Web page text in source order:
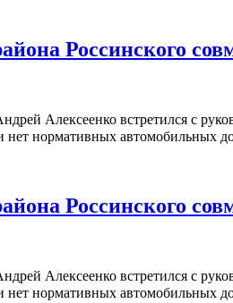
Россинского
Алексеенко встретился с
нет нормативных автомобильных
Россинского
Алексеенко встретился с
нет нормативных автомобильных